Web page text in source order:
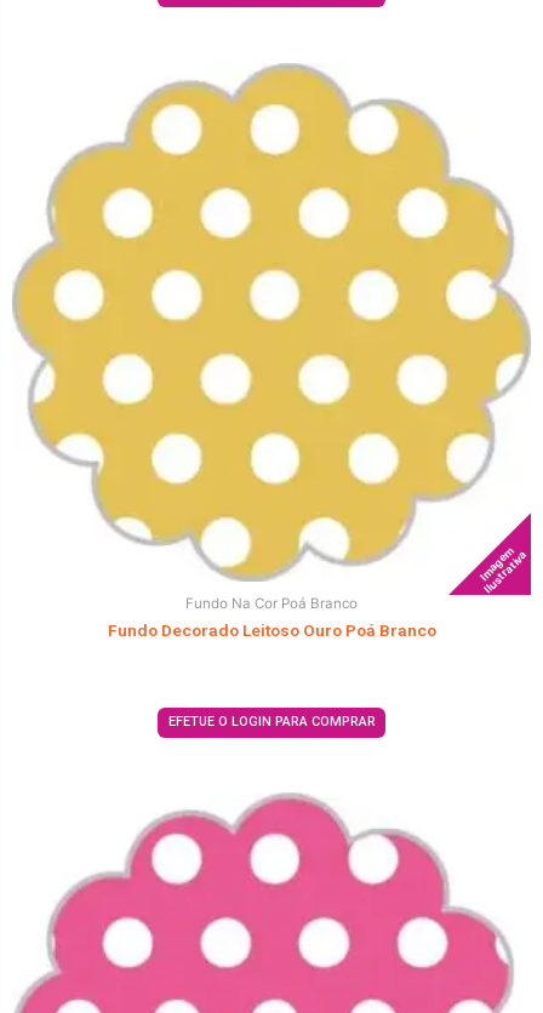
Imagem
Ilustrativa
Fundo Na Cor Poá Branco
Fundo Decorado Leitoso Ouro Poá Branco
EFETUE O LOGIN PARA COMPRAR